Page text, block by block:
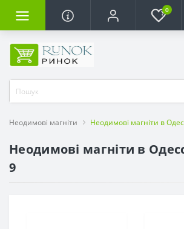
0
Неодимові магніти Неодимові магніти в
Неодимові магніти в
9